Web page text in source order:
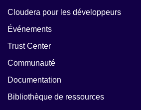
Cloudera pour les développeurs
Événements
Trust Center
Communauté
Documentation
Bibliothèque de ressources